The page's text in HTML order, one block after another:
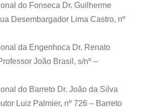
do Fonseca Dr. Guilherme
Desembargador Lima Castro, nº
da Engenhoca Dr. Renato
João Brasil, s/nº –
do Barreto Dr. João da Silva
Luiz Palmier, nº 726 – Barreto